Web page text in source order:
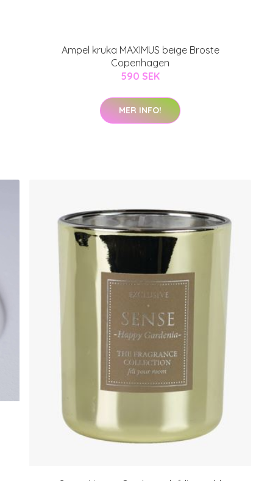
Ampel kruka MAXIMUS beige Broste
Copenhagen
590 SEK
MER INFO!